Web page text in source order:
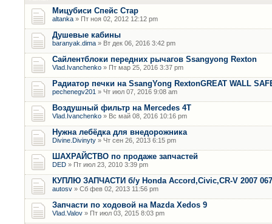
Мицубиси Спейс Стар
altanka » Пт ноя 02, 2012 12:12 pm
Душевые кабины
baranyak.dima » Вт дек 06, 2016 3:42 pm
Сайлентблоки передних рычагов Ssangyong Rexton
Vlad.Ivanchenko » Пт мар 25, 2016 3:37 pm
Радиатор печки на SsangYong RextonGREAT WALL
pechenegv201 » Чт июл 07, 2016 9:08 am
Воздушный фильтр на Mercedes 4T
Vlad.Ivanchenko » Вс май 08, 2016 10:16 pm
Нужна лебёдка для внедорожника
Divine.Divinyty » Чт сен 26, 2013 6:15 pm
ШАХРАЙСТВО по продаже запчастей
DED » Пт июл 23, 2010 3:39 pm
КУПЛЮ ЗАПЧАСТИ б/у Honda Accord,Civic,CR-V 2007
autosv » Сб фев 02, 2013 11:56 pm
Запчасти по ходовой на Mazda Xedos 9
Vlad.Valov » Пт июл 03, 2015 8:03 pm